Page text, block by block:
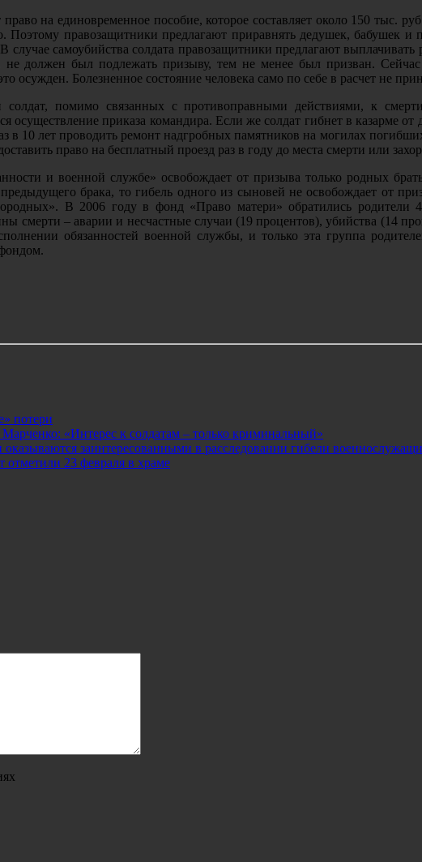
на единовременное пособие, которое составляет около 150 тыс.
правозащитники предлагают приравнять дедушек, бабушек
случае самоубийства солдата правозащитники предлагают
не должен был подлежать призыву, тем не менее был призван.
осужден. Болезненное состояние человека само по себе в расчет не
солдат, помимо связанных с противоправными действиями, к
осуществление приказа командира. Если же солдат гибнет в казарме
в 10 лет проводить ремонт надгробных памятников на могилах
право на бесплатный проезд раз в году до места смерти или
и военной службе» освобождает от призыва только родных
брака, то гибель одного из сыновей не освобождает от
В 2006 году в фонд «Право матери» обратились родители
смерти – аварии и несчастные случаи (19 процентов), убийства (14
обязанностей военной службы, и только эта группа
потери
«Интерес к солдатам – только криминальный»
заинтересованными в расследовании гибели
23 февраля в храме